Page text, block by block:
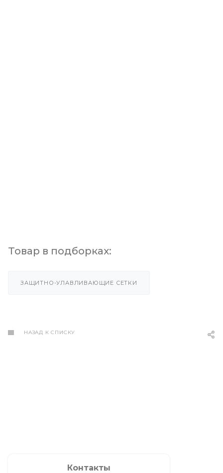
Товар в подборках:
ЗАЩИТНО-УЛАВЛИВАЮЩИЕ СЕТКИ
НАЗАД К СПИСКУ
Контакты